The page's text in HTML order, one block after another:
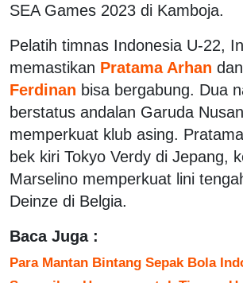
SEA Games 2023 di Kamboja.
Pelatih timnas Indonesia U-22,
memastikan Pratama Arhan dan
Ferdinan bisa bergabung. Dua
berstatus andalan Garuda
memperkuat klub asing.
bek kiri Tokyo Verdy di Jepang,
Marselino memperkuat lini
Deinze di Belgia.
Baca Juga :
Para Mantan Bintang Sepak Bola